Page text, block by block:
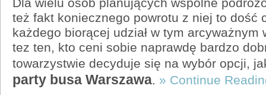
Dla wielu osób planujących wspólne
też fakt koniecznego powrotu z niej to dość
każdego biorącej udział w tym arcyważnym
tez ten, kto ceni sobie naprawdę bardzo
towarzystwie decyduje się na wybór opcji,
party busa Warszawa. » Continue